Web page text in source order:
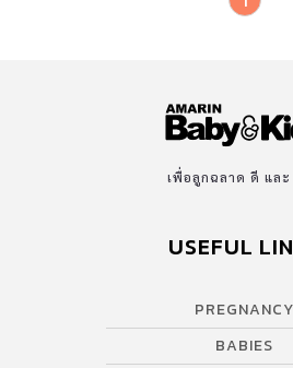
เพื่อลูกฉลาด ดี แล
USEFUL
PREGNANCY
BABIES